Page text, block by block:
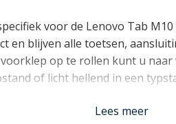
voor de Lenovo Tab
en blijven alle toetsen,
op te rollen kunt u
of licht hellend in een
Lees minder
Lees meer